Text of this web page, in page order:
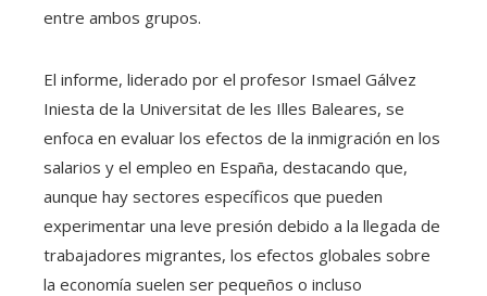
entre ambos grupos.
El informe, liderado por el profesor Ismael Gálvez
Iniesta de la Universitat de les Illes Baleares, se
enfoca en evaluar los efectos de la inmigración en los
salarios y el empleo en España, destacando que,
aunque hay sectores específicos que pueden
experimentar una leve presión debido a la llegada de
trabajadores migrantes, los efectos globales sobre
la economía suelen ser pequeños o incluso